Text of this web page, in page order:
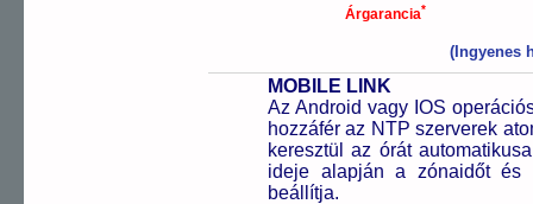
Árgarancia*
(Ingyenes
MOBILE LINK
Az Android vagy IOS
hozzáfér az NTP szerverek
keresztül az órát
ideje alapján a zónaidőt és
beállítja.